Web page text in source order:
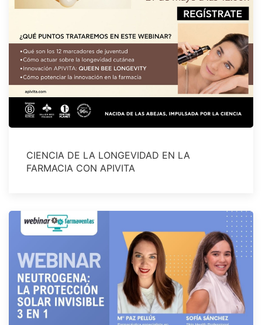
CIENCIA DE LA LONGEVIDAD EN LA
FARMACIA CON APIVITA